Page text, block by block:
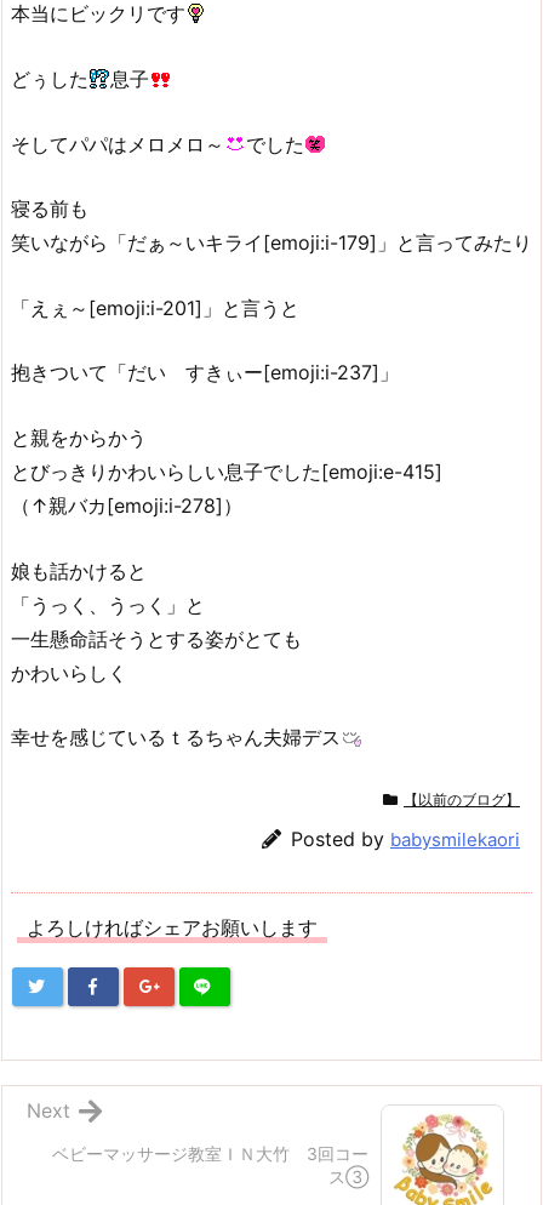
本当にビックリです
どぅした 息子
そしてパパはメロメロ～ でした
寝る前も
笑いながら「だぁ～いキライ[emoji:i-179]」と言ってみたり
「えぇ～[emoji:i-201]」と言うと
抱きついて「だい すきぃー[emoji:i-237]」
と親をからかう
とびっきりかわいらしい息子でした[emoji:e-415]
（↑親バカ[emoji:i-278]）
娘も話かけると
「うっく、うっく」と
一生懸命話そうとする姿がとても
かわいらしく
幸せを感じているｔるちゃん夫婦デス
【以前のブログ】
Posted by babysmilekaori
よろしければシェアお願いします
ベビーマッサージ教室ＩＮ大竹 3回コー
ス③
Next